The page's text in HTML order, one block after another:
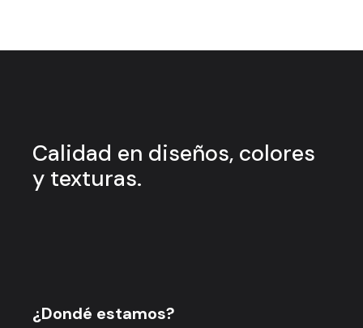
Calidad en diseños, colores
y texturas.
¿Dondé estamos?